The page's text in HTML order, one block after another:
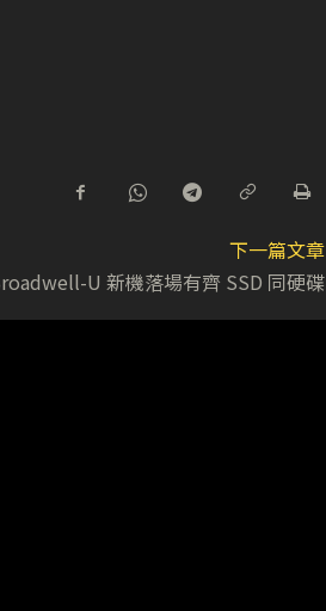
下一篇文章
U 新機落場有齊 SSD 同硬碟